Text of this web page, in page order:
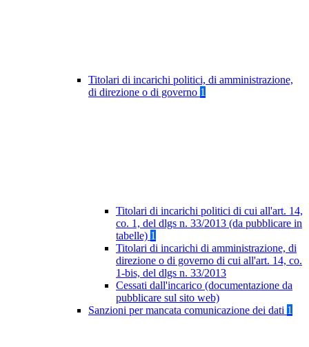
Titolari di incarichi politici, di amministrazione,
di direzione o di governo 1
Titolari di incarichi politici di cui all'art. 14,
co. 1, del dlgs n. 33/2013 (da pubblicare in
tabelle) 1
Titolari di incarichi di amministrazione, di
direzione o di governo di cui all'art. 14, co.
1-bis, del dlgs n. 33/2013
Cessati dall'incarico (documentazione da
pubblicare sul sito web)
Sanzioni per mancata comunicazione dei dati 1